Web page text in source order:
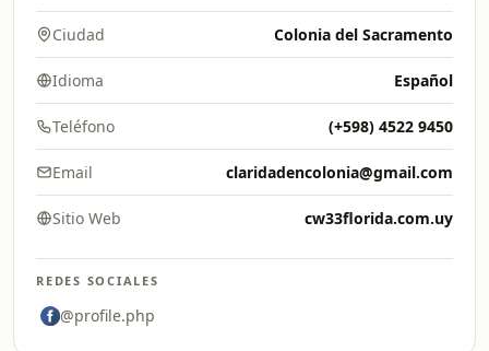
Ciudad Colonia del Sacramento
Idioma Español
Teléfono (+598) 4522 9450
Email claridadencolonia@gmail.com
Sitio Web cw33florida.com.uy
REDES SOCIALES
@profile.php